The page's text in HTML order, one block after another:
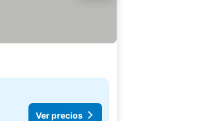
Ver precios